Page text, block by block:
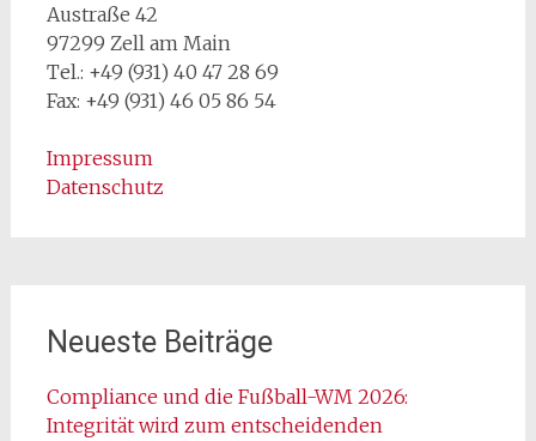
Austraße 42
97299 Zell am Main
Tel.: +49 (931) 40 47 28 69
Fax: +49 (931) 46 05 86 54
Impressum
Datenschutz
Neueste Beiträge
Compliance und die Fußball-WM 2026:
Integrität wird zum entscheidenden